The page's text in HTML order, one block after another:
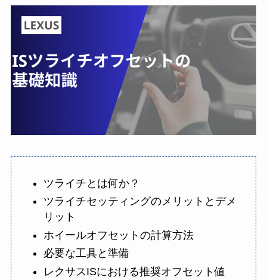
ツライチとは何か？
ツライチセッティングのメリットとデメ
リット
ホイールオフセットの計算方法
必要な工具と準備
レクサスISにおける推奨オフセット値